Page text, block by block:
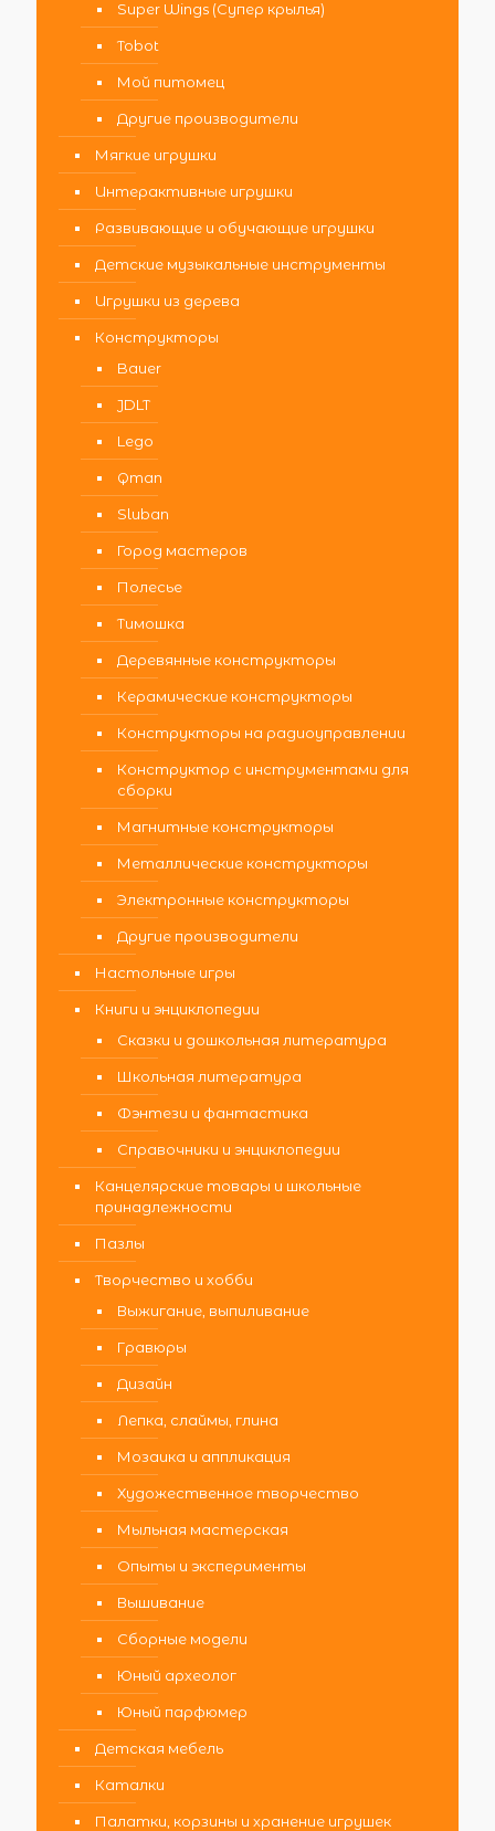
Super Wings (Супер крылья)
Tobot
Мой питомец
Другие производители
Мягкие игрушки
Интерактивные игрушки
Развивающие и обучающие игрушки
Детские музыкальные инструменты
Игрушки из дерева
Конструкторы
Bauer
JDLT
Lego
Qman
Sluban
Город мастеров
Полесье
Тимошка
Деревянные конструкторы
Керамические конструкторы
Конструкторы на радиоуправлении
Конструктор с инструментами для
сборки
Магнитные конструкторы
Металлические конструкторы
Электронные конструкторы
Другие производители
Настольные игры
Книги и энциклопедии
Сказки и дошкольная литература
Школьная литература
Фэнтези и фантастика
Справочники и энциклопедии
Канцелярские товары и школьные
принадлежности
Пазлы
Творчество и хобби
Выжигание, выпиливание
Гравюры
Дизайн
Лепка, слаймы, глина
Мозаика и аппликация
Художественное творчество
Мыльная мастерская
Опыты и эксперименты
Вышивание
Сборные модели
Юный археолог
Юный парфюмер
Детская мебель
Каталки
Палатки, корзины и хранение игрушек